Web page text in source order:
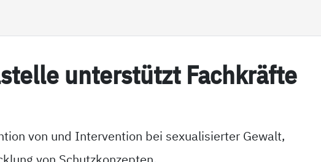
un­ter­stützt Fach­kräf­te
von und Intervention bei sexualisierter Gewalt,